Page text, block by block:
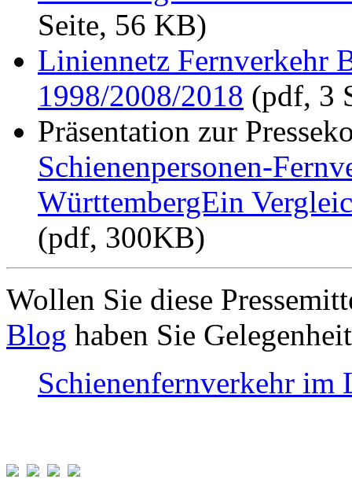
Seite, 56 KB)
Liniennetz Fernverkehr
1998/2008/2018 (pdf, 3
Präsentation zur
Schienenpersonen-
WürttembergEin
(pdf, 300KB)
Wollen Sie diese
Blog haben Sie
Schienenfernverkehr im